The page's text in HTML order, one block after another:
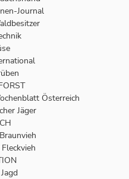
Journal
Österreich
Jäger